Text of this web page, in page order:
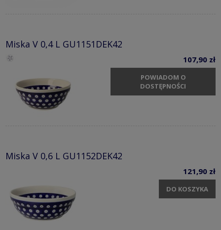
Miska V 0,4 L GU1151DEK42
107,90 zł
POWIADOM O
DOSTĘPNOŚCI
Miska V 0,6 L GU1152DEK42
121,90 zł
DO KOSZYKA